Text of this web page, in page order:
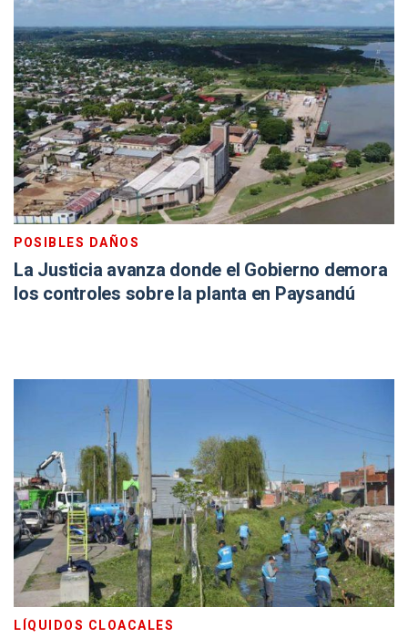
POSIBLES DAÑOS
La Justicia avanza donde el Gobierno demora
los controles sobre la planta en Paysandú
LÍQUIDOS CLOACALES